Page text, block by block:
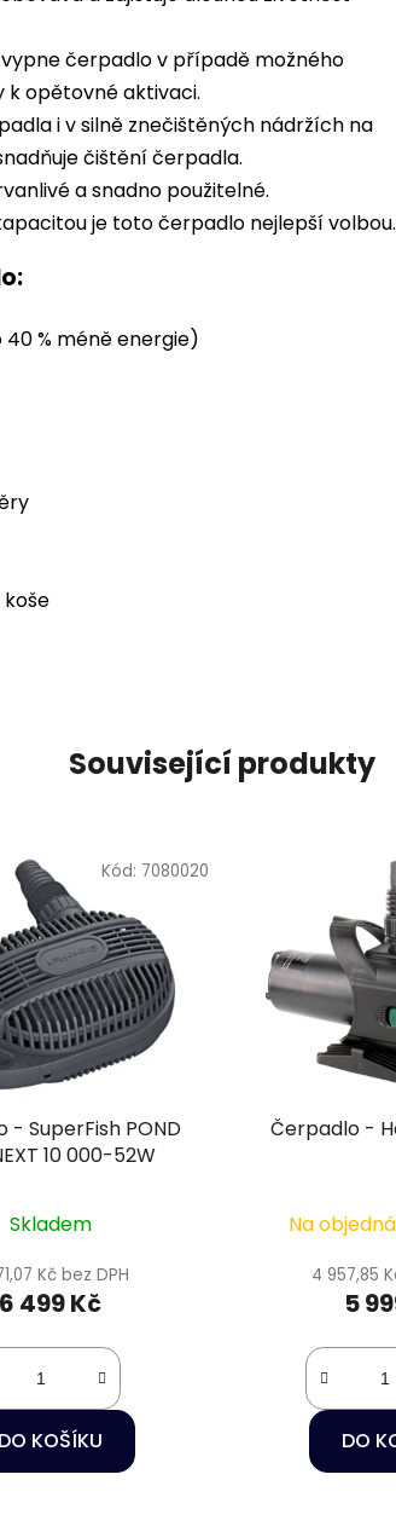
čerpadlo v případě možného
opětovné aktivaci.
i v silně znečištěných nádržích na
čištění čerpadla.
a snadno použitelné.
je toto čerpadlo nejlepší volbou.
% méně energie)
Související produkty
- SuperFish POND
10 000-52W
Skladem
Kč bez DPH
6 499 Kč
DO KOŠÍKU
Kód: 7080020
Čerpadlo -
Na
4 957,85
5
DO